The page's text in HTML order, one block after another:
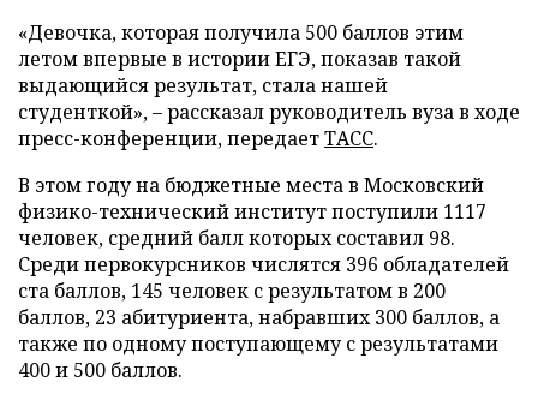
«Девочка, которая получила 500 баллов этим
летом впервые в истории ЕГЭ, показав такой
выдающийся результат, стала нашей
студенткой», – рассказал руководитель вуза в ходе
пресс-конференции, передаетТАСС.
В этом году на бюджетные места в Московский
физико-технический институт поступили 1117
человек, средний балл которых составил 98.
Среди первокурсников числятся 396 обладателей
ста баллов, 145 человек с результатом в 200
баллов, 23 абитуриента, набравших 300 баллов, а
также по одному поступающему с результатами
400 и 500 баллов.